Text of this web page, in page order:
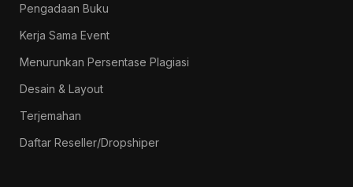
Pengadaan Buku
Kerja Sama Event
Menurunkan Persentase Plagiasi
Desain & Layout
Terjemahan
Daftar Reseller/Dropshiper